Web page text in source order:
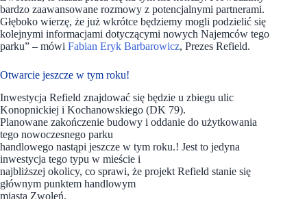
bardzo zaawansowane rozmowy z potencjalnymi partnerami.
Głęboko wierzę, że już wkrótce będziemy mogli podzielić się
kolejnymi informacjami dotyczącymi nowych Najemców tego
parku” – mówi Fabian Eryk Barbarowicz, Prezes Refield.
Otwarcie jeszcze w tym roku!
Inwestycja Refield znajdować się będzie u zbiegu ulic
Konopnickiej i Kochanowskiego (DK 79).
Planowane zakończenie budowy i oddanie do użytkowania
tego nowoczesnego parku
handlowego nastąpi jeszcze w tym roku.! Jest to jedyna
inwestycja tego typu w mieście i
najbliższej okolicy, co sprawi, że projekt Refield stanie się
głównym punktem handlowym
miasta Zwoleń.